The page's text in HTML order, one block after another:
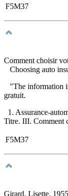
F5M37
Comment choisir
Choosing auto
"The information
gratuit.
1. Assurance-
Titre. III. Comment
F5M37
Girard, Lisette,